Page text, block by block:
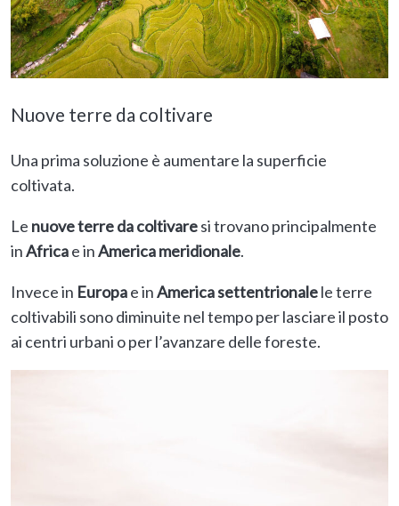
Nuove terre da coltivare
Una prima soluzione è aumentare la superficie
coltivata.
Le nuove terre da coltivaresi trovano principalmente
inAfricae inAmerica meridionale.
Invece in Europae inAmerica settentrionalele terre
coltivabili sono diminuite nel tempo per lasciare il posto
ai centri urbani o per l’avanzare delle foreste.